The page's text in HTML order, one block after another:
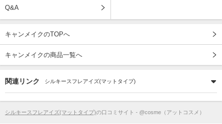
Q&A
キャンメイクのTOPへ
キャンメイクの商品一覧へ
関連リンク シルキースフレアイズ(マットタイプ)
シルキースフレアイズ(マットタイプ)の口コミサイト - @cosme（アットコスメ）